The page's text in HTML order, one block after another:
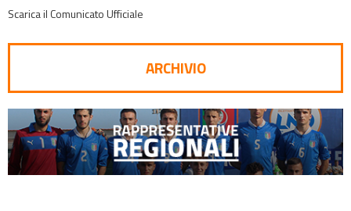
Scarica il Comunicato Ufficiale
ARCHIVIO